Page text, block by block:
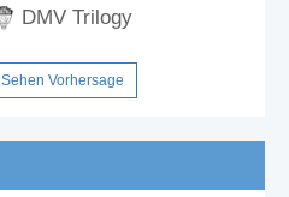
DMV Trilogy
Sehen Vorhersage